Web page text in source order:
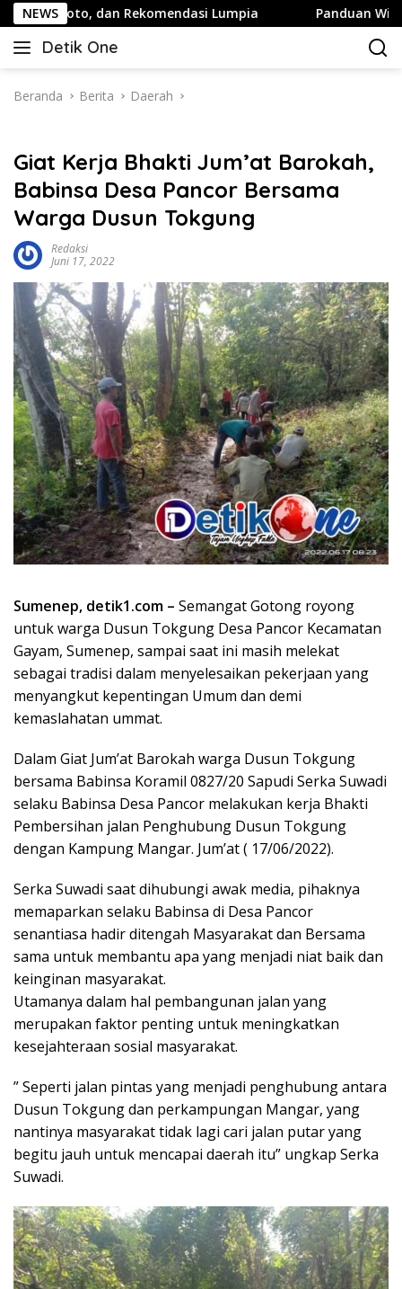
Langsung
ke
konten
NEWS
dan Rekomendasi Lumpia Panduan Wisata Keluarga
Detik One
Tajam
Fakta
Beranda Berita Daerah
Giat Kerja Bhakti Jum’at Barokah,
Babinsa Desa Pancor Bersama
Warga Dusun Tokgung
Redaksi
Juni 17, 2022
Sumenep, detik1.com – Semangat Gotong royong
untuk warga Dusun Tokgung Desa Pancor Kecamatan
Gayam, Sumenep, sampai saat ini masih melekat
sebagai tradisi dalam menyelesaikan pekerjaan yang
menyangkut kepentingan Umum dan demi
kemaslahatan ummat.
Dalam Giat Jum’at Barokah warga Dusun Tokgung
bersama Babinsa Koramil 0827/20 Sapudi Serka Suwadi
selaku Babinsa Desa Pancor melakukan kerja Bhakti
Pembersihan jalan Penghubung Dusun Tokgung
dengan Kampung Mangar. Jum’at ( 17/06/2022).
Serka Suwadi saat dihubungi awak media, pihaknya
memaparkan selaku Babinsa di Desa Pancor
senantiasa hadir ditengah Masyarakat dan Bersama
sama untuk membantu apa yang menjadi niat baik dan
keinginan masyarakat.
Utamanya dalam hal pembangunan jalan yang
merupakan faktor penting untuk meningkatkan
kesejahteraan sosial masyarakat.
” Seperti jalan pintas yang menjadi penghubung antara
Dusun Tokgung dan perkampungan Mangar, yang
nantinya masyarakat tidak lagi cari jalan putar yang
begitu jauh untuk mencapai daerah itu” ungkap Serka
Suwadi.